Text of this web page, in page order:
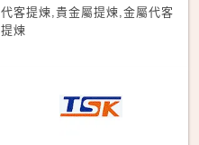
代客提煉,貴金屬提煉,金屬代客
提煉